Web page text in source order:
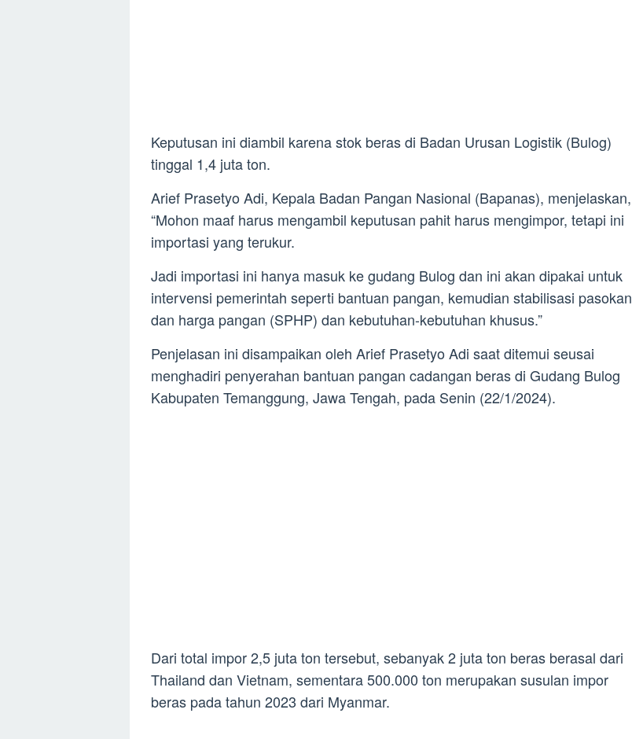
Keputusan ini diambil karena stok beras di Badan Urusan Logistik (Bulog)
tinggal 1,4 juta ton.
Arief Prasetyo Adi, Kepala Badan Pangan Nasional (Bapanas), menjelaskan,
“Mohon maaf harus mengambil keputusan pahit harus mengimpor, tetapi ini
importasi yang terukur.
Jadi importasi ini hanya masuk ke gudang Bulog dan ini akan dipakai untuk
intervensi pemerintah seperti bantuan pangan, kemudian stabilisasi pasokan
dan harga pangan (SPHP) dan kebutuhan-kebutuhan khusus.”
Penjelasan ini disampaikan oleh Arief Prasetyo Adi saat ditemui seusai
menghadiri penyerahan bantuan pangan cadangan beras di Gudang Bulog
Kabupaten Temanggung, Jawa Tengah, pada Senin (22/1/2024).
Dari total impor 2,5 juta ton tersebut, sebanyak 2 juta ton beras berasal dari
Thailand dan Vietnam, sementara 500.000 ton merupakan susulan impor
beras pada tahun 2023 dari Myanmar.